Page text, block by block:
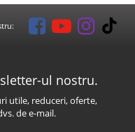
ul nostru.
utile, reduceri, oferte,
de e-mail.